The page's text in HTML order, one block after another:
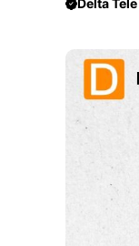
Delta